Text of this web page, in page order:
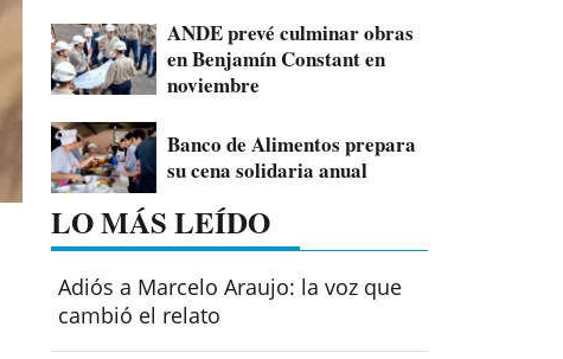
ANDE prevé culminar obras
en Benjamín Constant en
noviembre
Banco de Alimentos prepara
su cena solidaria anual
LO MÁS LEÍDO
Adiós a Marcelo Araujo: la voz que
cambió el relato